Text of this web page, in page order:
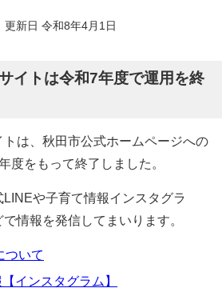
新日 令和8年4月1日
イトは令和7年度で運用を終
は、秋田市公式ホームページへの
度をもって終了しました。
や子育て情報インスタグラ
情報を発信してまいります。
ついて
インスタグラム】